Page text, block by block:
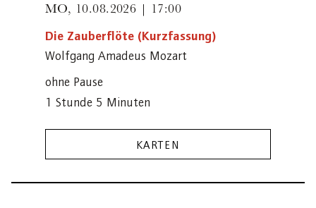
MO, 10.08.2026 | 17:00
Die Zauberflöte (Kurzfassung)
Wolfgang Amadeus Mozart
ohne Pause
1 Stunde 5 Minuten
KARTEN